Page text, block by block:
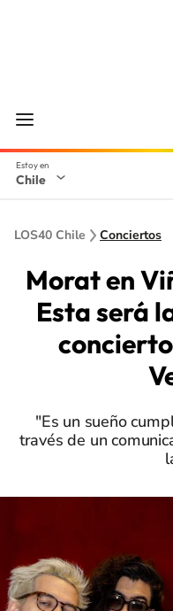
Chile
LOS40 Chile Conciertos
Morat en
Esta será
"Es un sueño
través de un